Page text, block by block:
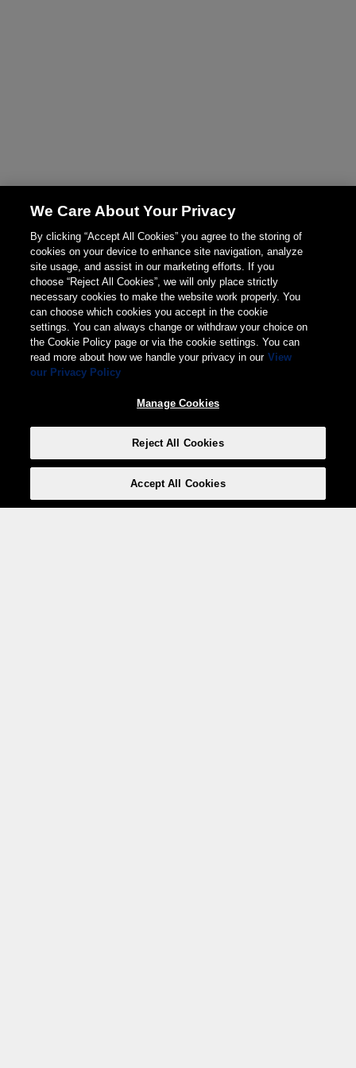
We Care About Your Privacy
By clicking “Accept All Cookies” you agree to the storing of
cookies on your device to enhance site navigation, analyze
site usage, and assist in our marketing efforts. If you
choose “Reject All Cookies”, we will only place strictly
necessary cookies to make the website work properly. You
can choose which cookies you accept in the cookie
settings. You can always change or withdraw your choice on
the Cookie Policy page or via the cookie settings. You can
read more about how we handle your privacy in our View
our Privacy Policy
Manage Cookies
Reject All Cookies
Accept All Cookies